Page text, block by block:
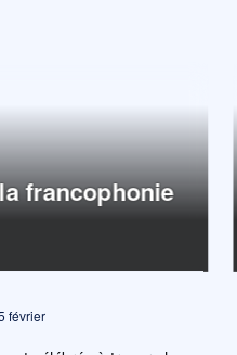
francophonie
février